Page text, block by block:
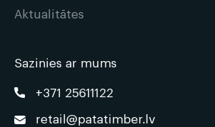
Aktualitātes
Sazinies ar mums
+371 25611122
retail@patatimber.lv